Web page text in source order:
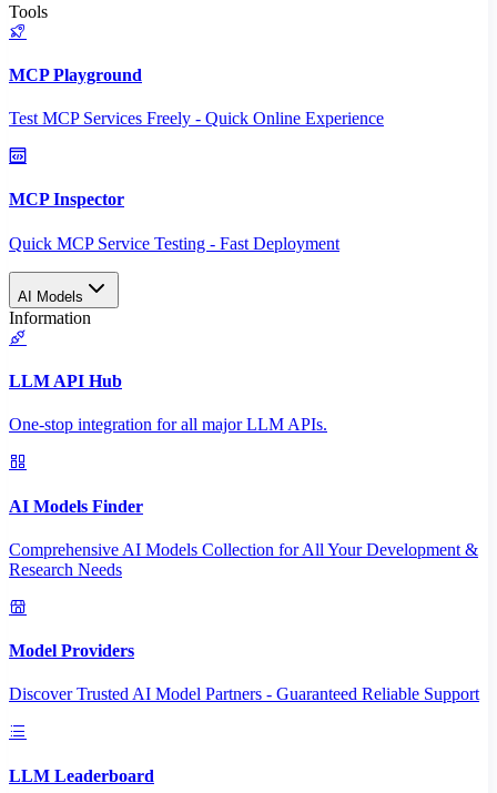
Tools
MCP Playground
Test MCP Services Freely - Quick Online Experience
MCP Inspector
Quick MCP Service Testing - Fast Deployment
AI Models
Information
LLM API Hub
One-stop integration for all major LLM APIs.
AI Models Finder
Comprehensive AI Models Collection for All Your Development &
Research Needs
Model Providers
Discover Trusted AI Model Partners - Guaranteed Reliable Support
LLM Leaderboard